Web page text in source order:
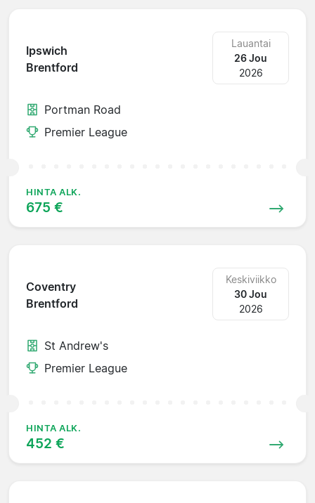
Ipswich
Brentford
Lauantai
26 Jou
2026
Portman Road
Premier League
HINTA ALK.
675 €
Coventry
Brentford
Keskiviikko
30 Jou
2026
St Andrew's
Premier League
HINTA ALK.
452 €